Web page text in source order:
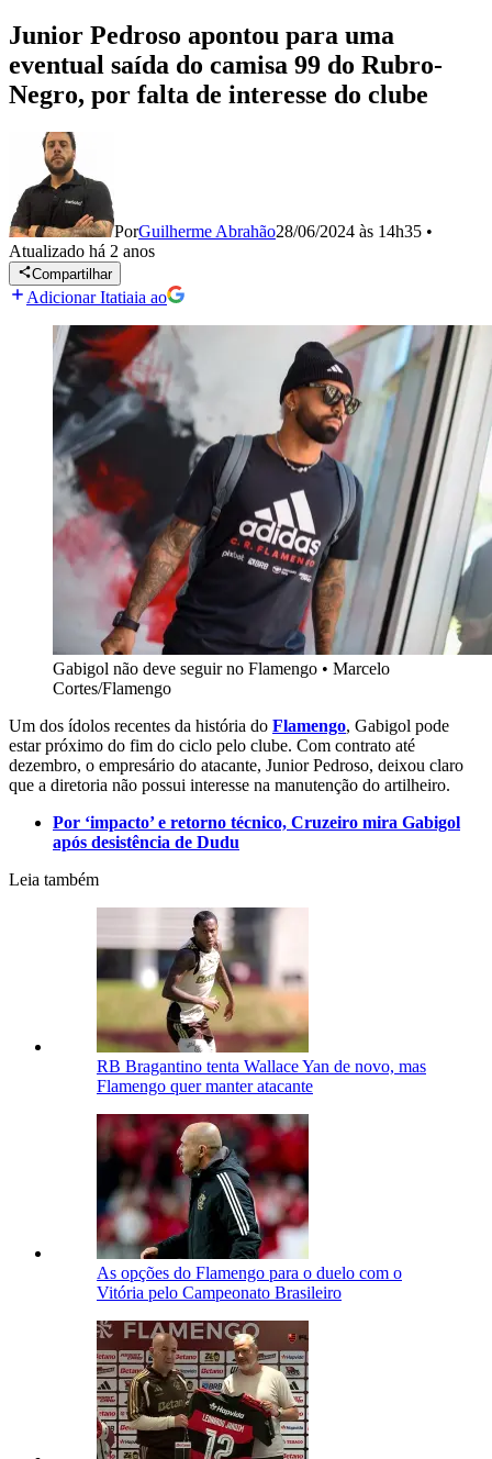
Junior Pedroso apontou para uma
eventual saída do camisa 99 do Rubro-
Negro, por falta de interesse do clube
PorGuilherme Abrahão28/06/2024 às 14h35 •
Atualizado há 2 anos
Compartilhar
Adicionar Itatiaia ao
Gabigol não deve seguir no Flamengo • Marcelo
Cortes/Flamengo
Um dos ídolos recentes da história do Flamengo, Gabigol pode
estar próximo do fim do ciclo pelo clube. Com contrato até
dezembro, o empresário do atacante, Junior Pedroso, deixou claro
que a diretoria não possui interesse na manutenção do artilheiro.
Por ‘impacto’ e retorno técnico, Cruzeiro mira Gabigol
após desistência de Dudu
Leia também
RB Bragantino tenta Wallace Yan de novo, mas
Flamengo quer manter atacante
As opções do Flamengo para o duelo com o
Vitória pelo Campeonato Brasileiro